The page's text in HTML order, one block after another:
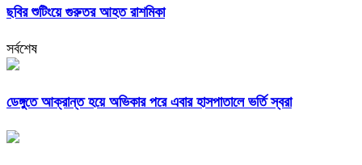
ছবির শুটিংয়ে গুরুতর আহত রাশমিকা
সর্বশেষ
ডেঙ্গুতে আক্রান্ত হয়ে অভিকার পরে এবার হাসপাতালে ভর্তি স্বরা